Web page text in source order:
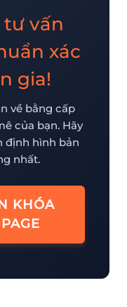
vấn
xác
gia!
về bằng cấp
của bạn. Hãy
định hình bản
nhất.
KHÓA